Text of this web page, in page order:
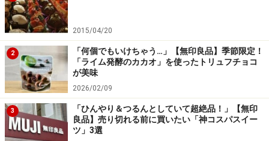
2015/04/20
2
「何個でもいけちゃう…」【無印良品】季節限定！
「ライム発酵のカカオ」を使ったトリュフチョコ
が美味
2026/02/09
3
「ひんやり＆つるんとしていて超絶品！」【無印
良品】売り切れる前に買いたい「神コスパスイー
ツ」3選